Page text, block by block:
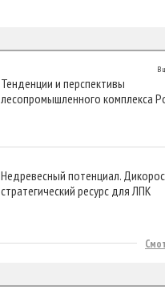
В
Тенденции и перспективы
лесопромышленного комплекса
Недревесный потенциал.
стратегический ресурс для ЛПК